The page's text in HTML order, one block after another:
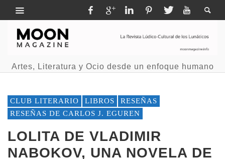
Artes, Literatura y Ocio desde un enfoque humano
CLUB LITERARIO LIBROS
RESEÑAS
RESEÑAS DE CARLOS J. EGUREN
LOLITA DE VLADIMIR
NABOKOV, UNA NOVELA DE